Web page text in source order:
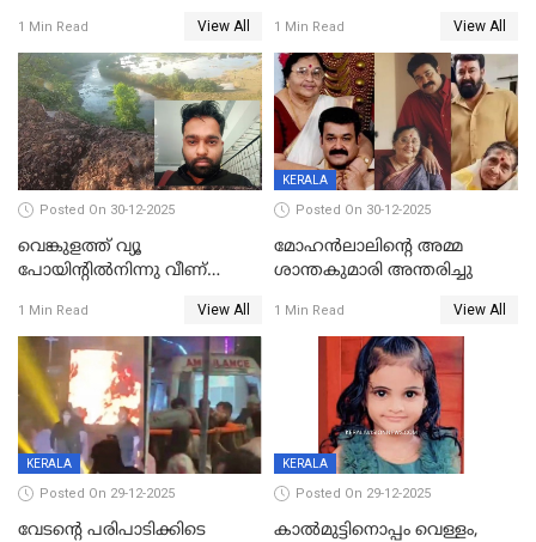
1 Min Read View All 1 Min Read View All
Posted On 30-12-2025
വെങ്കുളത്ത് വ്യൂ
പോയിന്റിൽനിന്നു വീണ്
1 Min Read View All
KERALA
Posted On 30-12-2025
മോഹന്‍ലാലിന്‍റെ അമ്മ
ശാന്തകുമാരി അന്തരിച്ചു
1 Min Read View All
KERALA
Posted On 29-12-2025
വേടന്റെ പരിപാടിക്കിടെ
KERALA
Posted On 29-12-2025
കാൽമുട്ടിനൊപ്പം വെള്ളം,